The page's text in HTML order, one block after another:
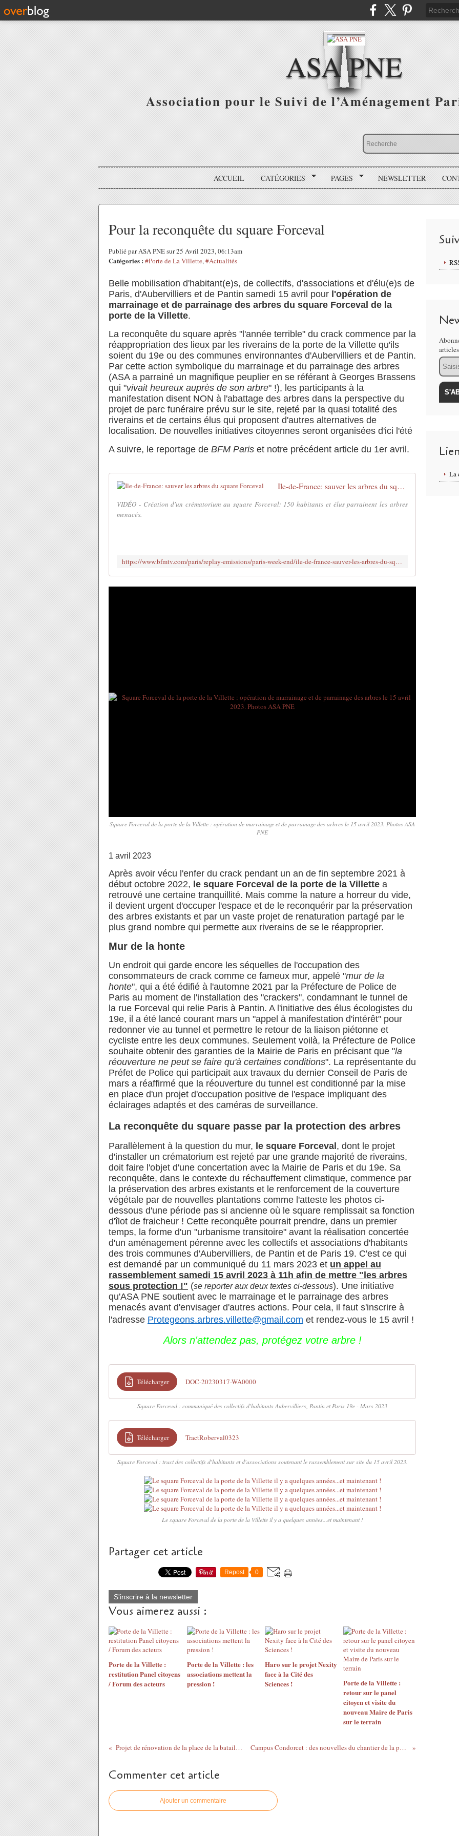
ASA PNE
Association pour le Suivi de l’Aménagement
ACCUEIL CATÉGORIES PAGES NEWSLETTER
Pour la reconquête du square Forceval
Publié par ASA PNE sur 25 Avril 2023, 06:13am
Catégories : #Porte de La Villette,#Actualités
Belle mobilisation d'habitant(e)s, de collectifs, d'associations et d'élu(e)s de
Paris, d'Aubervilliers et de Pantin samedi 15 avril pour l'opération de
marrainage et de parrainage des arbres du square Forceval de la
porte de la Villette.
La reconquête du square après "l'année terrible" du crack commence par la
réappropriation des lieux par les riverains de la porte de la Villette qu'ils
soient du 19e ou des communes environnantes d'Aubervilliers et de Pantin.
Par cette action symbolique du marrainage et du parrainage des arbres
(ASA a parrainé un magnifique peuplier en se référant à Georges Brassens
qui "vivait heureux auprès de son arbre" !), les participants à la
manifestation disent NON à l'abattage des arbres dans la perspective du
projet de parc funéraire prévu sur le site, rejeté par la quasi totalité des
riverains et de certains élus qui proposent d'autres alternatives de
localisation. De nouvelles initiatives citoyennes seront organisées d'ici l'été
A suivre, le reportage de BFM Paris et notre précédent article du 1er avril.
Ile-de-France: sauver les arbres du square Forceval
VIDÉO - Création d'un crématorium au square Forceval: 150 habitants et élus parrainent les arbres
menacés.
https://www.bfmtv.com/paris/replay-emissions/paris-week-end/ile-de-france-sauver-les-arbres-du-square-forceval_VN-202304150341.html
Square Forceval de la porte de la Villette : opération de marrainage et de parrainage des arbres le 15 avril 2023. Photos ASA
PNE
1 avril 2023
Après avoir vécu l'enfer du crack pendant un an de fin septembre 2021 à
début octobre 2022, le square Forceval de la porte de la Villette a
retrouvé une certaine tranquillité. Mais comme la nature a horreur du vide,
il devient urgent d'occuper l'espace et de le reconquérir par la préservation
des arbres existants et par un vaste projet de renaturation partagé par le
plus grand nombre qui permette aux riverains de se le réapproprier.
Mur de la honte
Un endroit qui garde encore les séquelles de l'occupation des
consommateurs de crack comme ce fameux mur, appelé "mur de la
honte", qui a été édifié à l'automne 2021 par la Préfecture de Police de
Paris au moment de l'installation des "crackers", condamnant le tunnel de
la rue Forceval qui relie Paris à Pantin. A l'initiative des élus écologistes du
19e, il a été lancé courant mars un "appel à manifestation d'intérêt" pour
redonner vie au tunnel et permettre le retour de la liaison piétonne et
cycliste entre les deux communes. Seulement voilà, la Préfecture de Police
souhaite obtenir des garanties de la Mairie de Paris en précisant que "la
réouverture ne peut se faire qu'à certaines conditions". La représentante du
Préfet de Police qui participait aux travaux du dernier Conseil de Paris de
mars a réaffirmé que la réouverture du tunnel est conditionné par la mise
en place d'un projet d'occupation positive de l'espace impliquant des
éclairages adaptés et des caméras de surveillance.
La reconquête du square passe par la protection des arbres
Parallèlement à la question du mur, le square Forceval , dont le projet
d'installer un crématorium est rejeté par une grande majorité de riverains,
doit faire l'objet d'une concertation avec la Mairie de Paris et du 19e. Sa
reconquête, dans le contexte du réchauffement climatique, commence par
la préservation des arbres existants et le renforcement de la couverture
végétale par de nouvelles plantations comme l'atteste les photos ci-
dessous d'une période pas si ancienne où le square remplissait sa fonction
d'îlot de fraicheur ! Cette reconquête pourrait prendre, dans un premier
temps, la forme d'un "urbanisme transitoire" avant la réalisation concertée
d'un aménagement pérenne avec les collectifs et associations d'habitants
des trois communes d'Aubervilliers, de Pantin et de Paris 19. C'est ce qui
est demandé par un communiqué du 11 mars 2023 et un appel au
rassemblement samedi 15 avril 2023 à 11h afin de mettre "les arbres
sous protection !" (se reporter aux deux textes ci-dessous). Une initiative
qu'ASA PNE soutient avec le marrainage et le parrainage des arbres
menacés avant d'envisager d'autres actions. Pour cela, il faut s'inscrire à
l'adresse Protegeons.arbres.villette@gmail.com et rendez-vous le 15 avril !
Alors n'attendez pas, protégez votre arbre !
Télécharger DOC-20230317-WA0000
Square Forceval : communiqué des collectifs d'habitants Aubervilliers, Pantin et Paris 19e - Mars 2023
Télécharger TractRoberval0323
Square Forceval : tract des collectifs d'habitants et d'associations soutenant le rassemblement sur site du 15 avril 2023.
Le square Forceval de la porte de la Villette il y a quelques années...et maintenant !
Partager cet article
Repost 0
S'inscrire à la newsletter
Vous aimerez aussi :
Porte de la Villette :
restitution Panel citoyens
/ Forum des acteurs
Porte de la Villette : les
associations mettent la
pression !
Haro sur le projet Nexity
face à la Cité des
Sciences !
Porte de la Villette :
retour sur le panel
citoyen et visite du
nouveau Maire de Paris
sur le terrain
Projet de rénovation de la place de la bataille de Stalingrad Campus Condorcet : des nouvelles du chantier de la porte de la Chapelle
Commenter cet article
Ajouter un commentaire
Email
La